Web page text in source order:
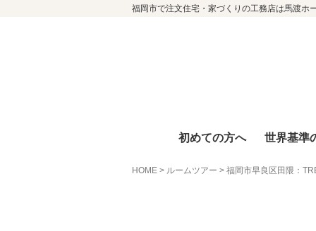
福岡市で注文住宅・家づくりの工務店は馬渡ホ
初めての方へ 世界基準
HOME > ルームツアー > 福岡市早良区田隈：